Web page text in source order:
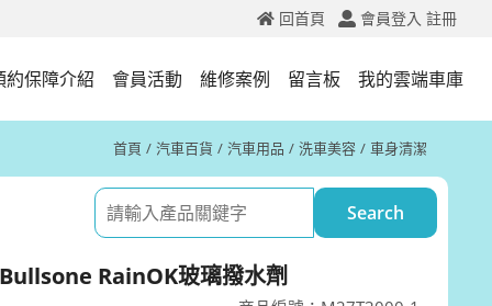
會員登入 註冊
回首頁
約保障介紹 會員活動 維修案例 留言板 我的雲端車庫
首頁 汽車百貨 汽車用品 洗車美容 車身清潔
RainOK玻璃撥水劑